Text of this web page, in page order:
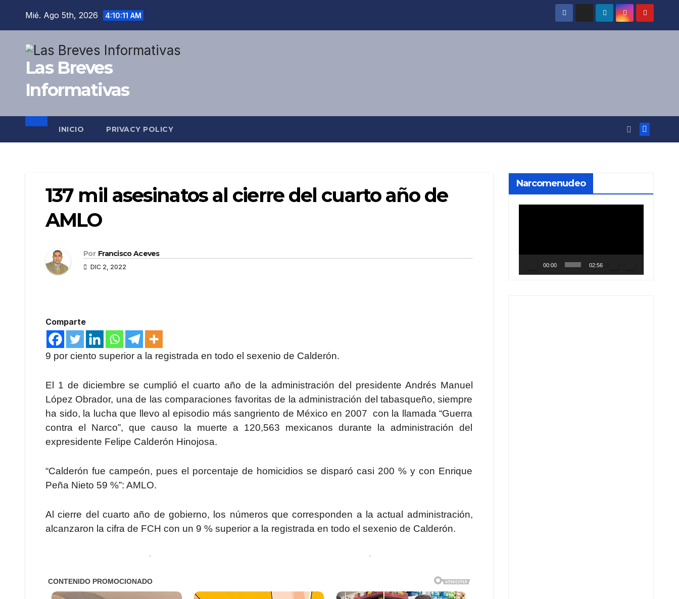
Mié. Ago 5th, 2026 4:10:12 AM
Las Breves
Informativas
INICIO PRIVACY POLICY
137 mil asesinatos al cierre del cuarto año de
AMLO
Por Francisco Aceves
DIC 2, 2022
Comparte
9 por ciento superior a la registrada en todo el sexenio de Calderón.
El 1 de diciembre se cumplió el cuarto año de la administración del presidente Andrés Manuel
López Obrador, una de las comparaciones favoritas de la administración del tabasqueño, siempre
ha sido, la lucha que llevo al episodio más sangriento de México en 2007 con la llamada “Guerra
contra el Narco”, que causo la muerte a 120,563 mexicanos durante la administración del
expresidente Felipe Calderón Hinojosa.
“Calderón fue campeón, pues el porcentaje de homicidios se disparó casi 200 % y con Enrique
Peña Nieto 59 %”: AMLO.
Al cierre del cuarto año de gobierno, los números que corresponden a la actual administración,
alcanzaron la cifra de FCH con un 9 % superior a la registrada en todo el sexenio de Calderón.
Narcomenudeo
00:00 02:56